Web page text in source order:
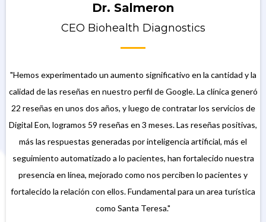
Dr. Salmeron
CEO Biohealth Diagnostics
"Hemos experimentado un aumento significativo en la cantidad y la
calidad de las reseñas en nuestro perfil de Google. La clínica generó
22 reseñas en unos dos años, y luego de contratar los servicios de
Digital Eon, logramos 59 reseñas en 3 meses. Las reseñas positivas,
más las respuestas generadas por inteligencia artificial, más el
seguimiento automatizado a lo pacientes, han fortalecido nuestra
presencia en línea, mejorado como nos perciben lo pacientes y
fortalecido la relación con ellos. Fundamental para un area turística
como Santa Teresa."